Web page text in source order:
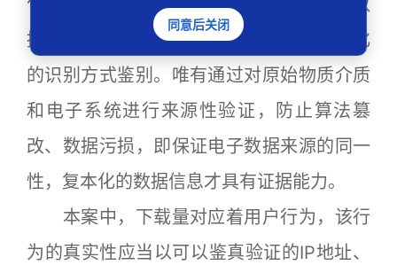
化的电子数据复本记载了数据信息本身，数
据信息的篡改、删除、增添不能通过物理化
的识别方式鉴别。唯有通过对原始物质介质
和电子系统进行来源性验证，防止算法篡
改、数据污损，即保证电子数据来源的同一
性，复本化的数据信息才具有证据能力。
本案中，下载量对应着用户行为，该行
为的真实性应当以可以鉴真验证的IP地址、
同意后关闭